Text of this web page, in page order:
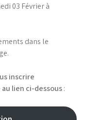
03 Février à
dans le
inscrire
lien ci-dessous: